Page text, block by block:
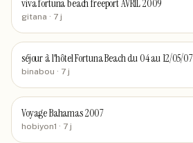
viva fortuna beach freeport AVRIL 2009
gitana · 7 j
séjour à l'hôtel Fortuna Beach du 04 au 12/05/07
binabou · 7 j
Voyage Bahamas 2007
hobiyon1 · 7 j